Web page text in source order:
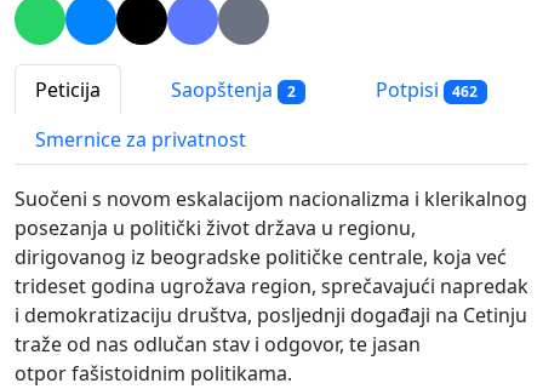
Peticija Saopštenja 2 Potpisi 462
Smernice za privatnost
Suočeni s novom eskalacijom nacionalizma i klerikalnog
posezanja u politički život država u regionu,
dirigovanog iz beogradske političke centrale, koja već
trideset godina ugrožava region, sprečavajući napredak
i demokratizaciju društva, posljednji događaji na Cetinju
traže od nas odlučan stav i odgovor, te jasan
otpor fašistoidnim politikama.